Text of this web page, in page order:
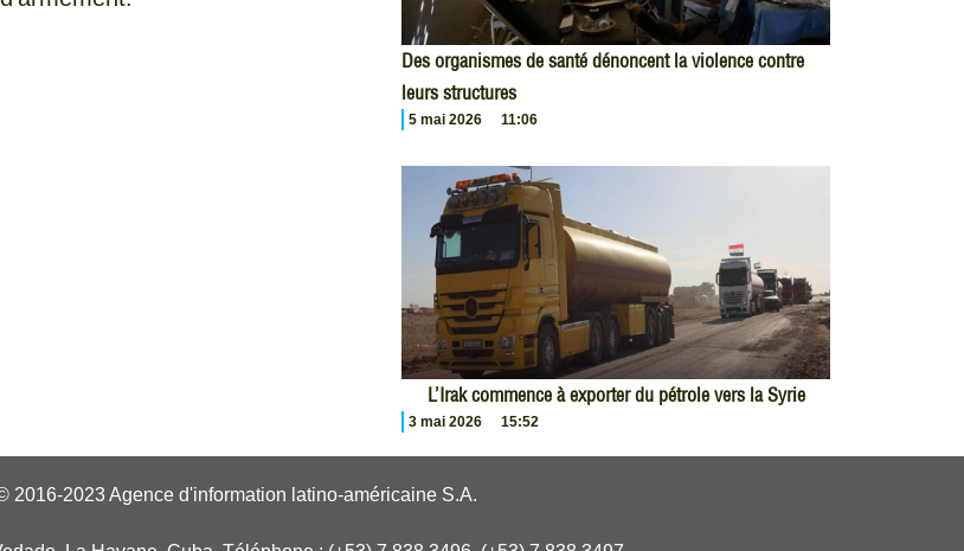
Des organismes de santé dénoncent la violence contre
leurs structures
5 mai 2026 11:06
L’Irak commence à exporter du pétrole vers la Syrie
3 mai 2026 15:52
2016-2023 Agence d'information latino-américaine S.A.